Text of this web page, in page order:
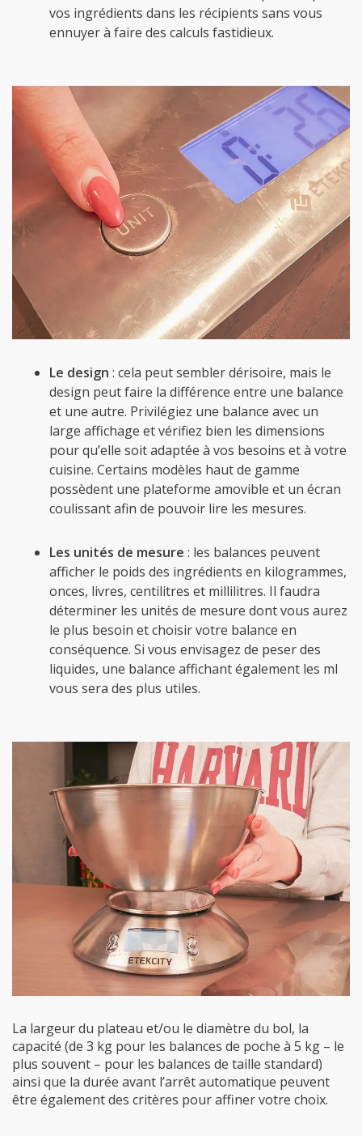
vos ingrédients dans les récipients sans vous
ennuyer à faire des calculs fastidieux.
Le design : cela peut sembler dérisoire, mais le
design peut faire la différence entre une balance
et une autre. Privilégiez une balance avec un
large affichage et vérifiez bien les dimensions
pour qu’elle soit adaptée à vos besoins et à votre
cuisine. Certains modèles haut de gamme
possèdent une plateforme amovible et un écran
coulissant afin de pouvoir lire les mesures.
Les unités de mesure : les balances peuvent
afficher le poids des ingrédients en kilogrammes,
onces, livres, centilitres et millilitres. Il faudra
déterminer les unités de mesure dont vous aurez
le plus besoin et choisir votre balance en
conséquence. Si vous envisagez de peser des
liquides, une balance affichant également les ml
vous sera des plus utiles.
La largeur du plateau et/ou le diamètre du bol, la
capacité (de 3 kg pour les balances de poche à 5 kg – le
plus souvent – pour les balances de taille standard)
ainsi que la durée avant l’arrêt automatique peuvent
être également des critères pour affiner votre choix.